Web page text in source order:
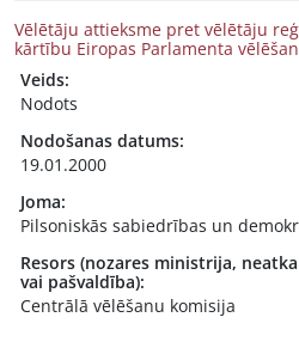
Vēlētāju attieksme pret vēlētāju
kārtību Eiropas Parlamenta
Veids:
Nodots
Nodošanas datums:
19.01.2000
Joma:
Pilsoniskās sabiedrības un
Resors (nozares ministrija,
vai pašvaldība):
Centrālā vēlēšanu komisija